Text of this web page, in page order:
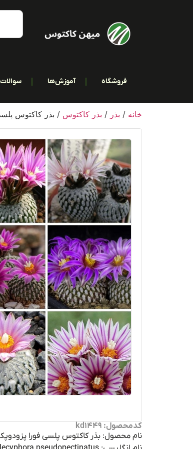
فروشگاه آموزش‌ها
خانه / بذر / بذر کاکتوس / بذر کاکتوس پلسی
کدمحصول: kd1449
نام محصول: بذر کاکتوس پلسی فورا